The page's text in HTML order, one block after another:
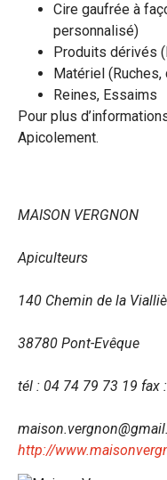
Cire gaufrée à
personnalisé)
Produits dérivés
Matériel
Reines, Essaims
Pour plus
Apicolement.
MAISON VERGNON
Apiculteurs
140 Chemin de la
38780 Pont-Evêque
tél : 04 74 79 73 19 fax
http://